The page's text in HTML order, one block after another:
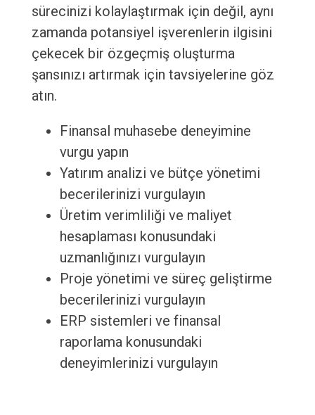
sürecinizi kolaylaştırmak için değil, aynı
zamanda potansiyel işverenlerin ilgisini
çekecek bir özgeçmiş oluşturma
şansınızı artırmak için tavsiyelerine göz
atın.
Finansal muhasebe deneyimine
vurgu yapın
Yatırım analizi ve bütçe yönetimi
becerilerinizi vurgulayın
Üretim verimliliği ve maliyet
hesaplaması konusundaki
uzmanlığınızı vurgulayın
Proje yönetimi ve süreç geliştirme
becerilerinizi vurgulayın
ERP sistemleri ve finansal
raporlama konusundaki
deneyimlerinizi vurgulayın